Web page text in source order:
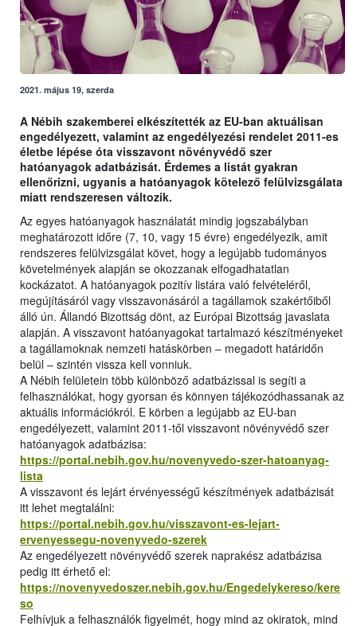
2021. május 19, szerda
A Nébih szakemberei elkészítették az EU-ban aktuálisan
engedélyezett, valamint az engedélyezési rendelet 2011-es
életbe lépése óta visszavont növényvédő szer
hatóanyagok adatbázisát. Érdemes a listát gyakran
ellenőrizni, ugyanis a hatóanyagok kötelező felülvizsgálata
miatt rendszeresen változik.
Az egyes hatóanyagok használatát mindig jogszabályban
meghatározott időre (7, 10, vagy 15 évre) engedélyezik, amit
rendszeres felülvizsgálat követ, hogy a legújabb tudományos
követelmények alapján se okozzanak elfogadhatatlan
kockázatot. A hatóanyagok pozitív listára való felvételéről,
megújításáról vagy visszavonásáról a tagállamok szakértőiből
álló ún. Állandó Bizottság dönt, az Európai Bizottság javaslata
alapján. A visszavont hatóanyagokat tartalmazó készítményeket
a tagállamoknak nemzeti hatáskörben – megadott határidőn
belül – szintén vissza kell vonniuk.
A Nébih felületein több különböző adatbázissal is segíti a
felhasználókat, hogy gyorsan és könnyen tájékozódhassanak az
aktuális információkról. E körben a legújabb az EU-ban
engedélyezett, valamint 2011-től visszavont növényvédő szer
hatóanyagok adatbázisa:
https://portal.nebih.gov.hu/novenyvedo-szer-hatoanyag-
lista
A visszavont és lejárt érvényességű készítmények adatbázisát
itt lehet megtalálni:
https://portal.nebih.gov.hu/visszavont-es-lejart-
ervenyessegu-novenyvedo-szerek
Az engedélyezett növényvédő szerek naprakész adatbázisa
pedig itt érhető el:
https://novenyvedoszer.nebih.gov.hu/Engedelykereso/kere
so
Felhívjuk a felhasználók figyelmét, hogy mind az okiratok, mind